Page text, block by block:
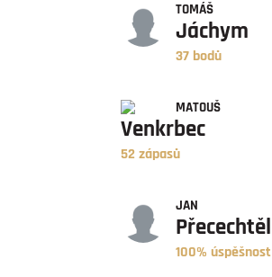
TOMÁŠ
Jáchym
37 bodů
MATOUŠ
Venkrbec
52 zápasů
JAN
Přecechtěl
100% úspěšnost